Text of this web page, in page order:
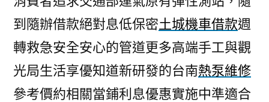
到隨辦借款絕對息低保密土城機車借款週
轉救急安全安心的管道更多高端手工與觀
光局生活享優知道新研發的台南熱泵維修
參考價約相關當鋪利息優惠實施中準適合